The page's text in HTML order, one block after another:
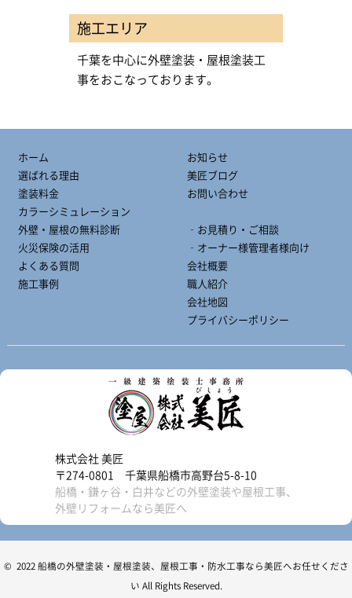
施工エリア
千葉を中心に外壁塗装・屋根塗装工
事をおこなっております。
ホーム
選ばれる理由
塗装料金
カラーシミュレーション
外壁・屋根の無料診断
火災保険の活用
よくある質問
施工事例
お知らせ
美匠ブログ
お問い合わせ
‐お見積り・ご相談
‐オーナー様管理者様向け
会社概要
職人紹介
会社地図
プライバシーポリシー
株式会社 美匠
〒274-0801 千葉県船橋市高野台5-8-10
船橋・鎌ヶ谷・白井などの外壁塗装や屋根工事、
外壁リフォームなら美匠へ
© 2022 船橋の外壁塗装・屋根塗装、屋根工事・防水工事なら美匠へお任せくださ
い All Rights Reserved.